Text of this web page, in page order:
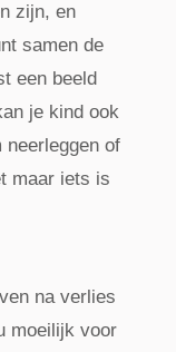
zijn, en
samen de
een beeld
je kind ook
neerleggen of
maar iets is
na verlies
moeilijk voor